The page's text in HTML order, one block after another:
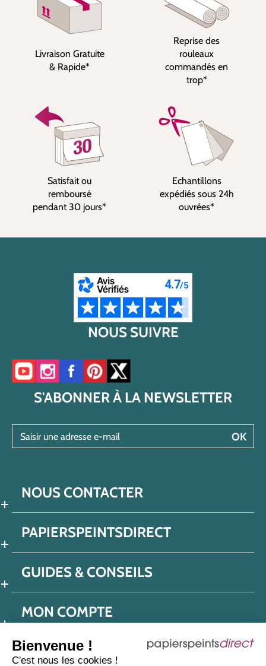
Bienvenue !
C'est nous les cookies !
Livraison Gratuite
& Rapide*
Reprise des
rouleaux
commandés en
trop*
Satisfait ou
remboursé
pendant 30 jours*
Echantillons
expédiés sous 24h
ouvrées*
NOUS SUIVRE
Accéder à notre chaîne YouTube
Accéder à notre compte Instagram
Accéder à notre page Facebook
Accéder à notre compte Pinterest
Accéder à notre compte Twitter/X
S'ABONNER À LA NEWSLETTER
OK
NOUS CONTACTER
PAPIERSPEINTSDIRECT
GUIDES & CONSEILS
MON COMPTE